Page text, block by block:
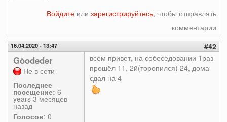
Войдите или зарегистрируйтесь, чтобы отправлять
комментарии
16.04.2020 - 13:47 #42
Gòodeder
Не в сети
Последнее
посещение: 6
years 3 месяцев
назад
Голосов: 0
всем привет, на собеседовании 1раз
прошёл 11, 2й(торопился) 24, дома
сдал на 4